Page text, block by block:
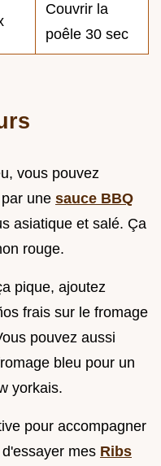
Couvrir la
poêle 30 sec
vous pouvez
une sauce BBQ
asiatique et salé. Ça
rouge.
pique, ajoutez
frais sur le fromage
pouvez aussi
bleu pour un
yorkais.
pour accompagner
mes Ribs